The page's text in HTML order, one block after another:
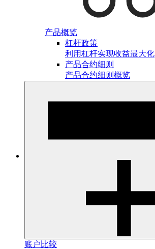
产品概览
杠杆政策
利用杠杆实现收益最大化
产品合约细则
产品合约细则概览
账户比较